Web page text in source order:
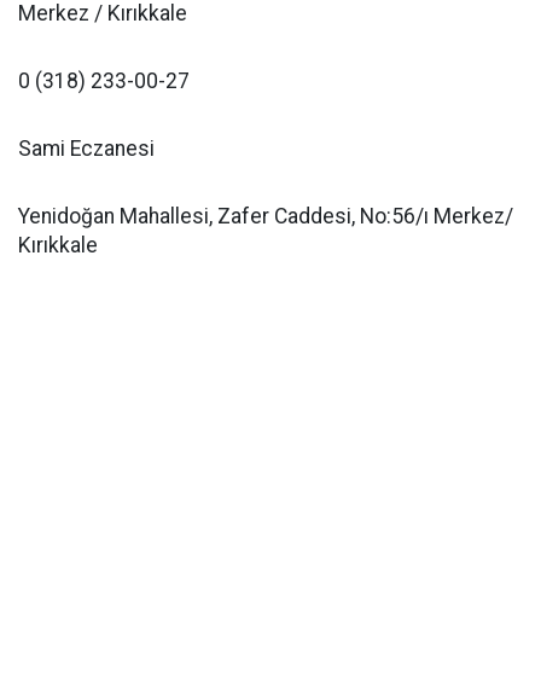
Merkez / Kırıkkale
0 (318) 233-00-27
Sami Eczanesi
Yenidoğan Mahallesi, Zafer Caddesi, No:56/ı Merkez/
Kırıkkale